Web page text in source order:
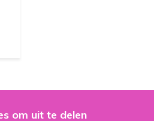
om uit te delen